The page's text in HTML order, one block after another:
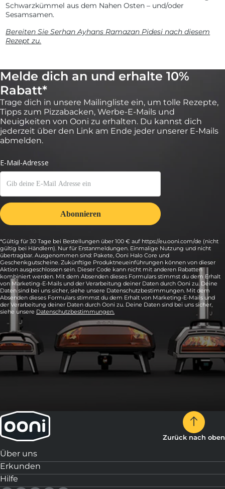
Schwarzkümmel aus dem Nahen Osten – und/oder
Sesamsamen.
Bereiten Sie Serhan Ayhans Ramazan Pidesi nach diesem
Rezept zu.
Melde dich an und erhalte 10%
Rabatt*
Trage dich in unsere Mailingliste ein, um tolle Rezepte,
Tipps zum Pizzabacken, Werbe-E-Mails und
Neuigkeiten von Ooni zu erhalten. Du kannst dich
jederzeit über den Link am Ende jeder unserer E-Mails
abmelden.
*Gültig für 30 Tage bei Bestellungen über 100 € auf https://eu.ooni.com/de (nicht
gültig bei Händlern). Nur für Erstanmeldungen. Einmalige Nutzung und nicht
übertragbar. Ausgenommen sind: Pakete, Ooni Halo Core und
Geschenkgutscheine. Zukünftige Produktneueinführungen können von dieser
Aktion ausgeschlossen sein. Dieser Code kann nicht mit anderen Rabatten
kombiniert werden. Mit dem Absenden dieses Formulars stimmst du dem Erhalt
von Marketing-E-Mails und der Verarbeitung deiner Daten durch Ooni zu. Deine
Daten sind bei uns sicher, siehe unsere Datenschutzbestimmungen. Mit dem
Absenden dieses Formulars stimmst du dem Erhalt von Marketing-E-Mails und
der Verarbeitung deiner Daten durch Ooni zu. Deine Daten sind bei uns sicher,
siehe unsere Datenschutzbestimmungen.
Zurück nach oben
Über uns
Erkunden
Hilfe